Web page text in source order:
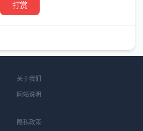
打赏
关于我们
网站说明
隐私政策